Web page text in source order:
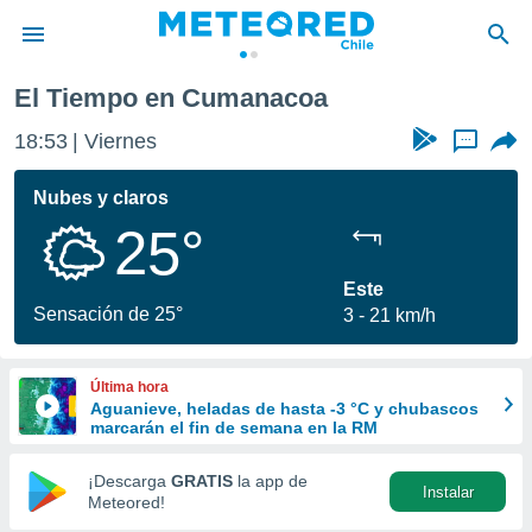
de
por
que se
calidad.
a este
las
y
forma
digital
basada
El Tiempo en Cumanacoa
18:53 Viernes ...
Nubes y claros
25°
Sensación de 25°
Este
3
21 km/h
Última hora
Aguanieve, heladas de hasta -3 °C y chubascos
marcarán el fin de semana en la RM
¡Descarga GRATIS la app de
Meteored!
Instalar